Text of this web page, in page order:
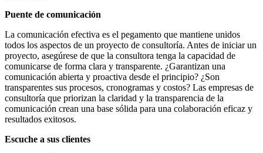
Puente de comunicación
La comunicación efectiva es el pegamento que mantiene unidos
todos los aspectos de un proyecto de consultoría. Antes de iniciar un
proyecto, asegúrese de que la consultora tenga la capacidad de
comunicarse de forma clara y transparente. ¿Garantizan una
comunicación abierta y proactiva desde el principio? ¿Son
transparentes sus procesos, cronogramas y costos? Las empresas de
consultoría que priorizan la claridad y la transparencia de la
comunicación crean una base sólida para una colaboración eficaz y
resultados exitosos.
Escuche a sus clientes